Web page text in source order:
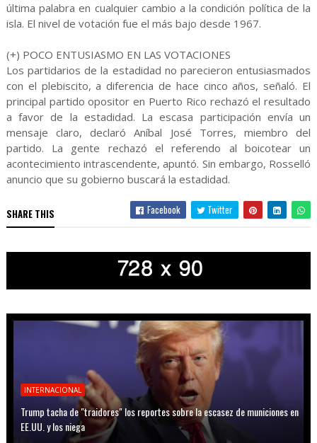
última palabra en cualquier cambio a la condición política de la
isla. El nivel de votación fue el más bajo desde 1967.
(+) POCO ENTUSIASMO EN LAS VOTACIONES
Los partidarios de la estadidad no parecieron entusiasmados
con el plebiscito, a diferencia de hace cinco años, señaló. El
principal partido opositor en Puerto Rico rechazó el resultado
a favor de la estadidad. La escasa participación envía un
mensaje claro, declaró Aníbal José Torres, miembro del
partido. La gente rechazó el referendo al boicotear un
acontecimiento intrascendente, apuntó. Sin embargo, Rosselló
anuncio que su gobierno buscará la estadidad.
SHARE THIS Facebook Twitter
INTERNACIONAL
Trump tacha de "traidores" los reportes sobre la escasez de municiones en
EE.UU. y los niega